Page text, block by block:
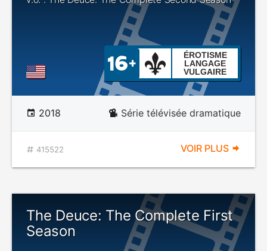
ÉROTISME
LANGAGE
VULGAIRE
2018 Série télévisée dramatique
415522 VOIR PLUS
The Deuce: The Complete First
Season